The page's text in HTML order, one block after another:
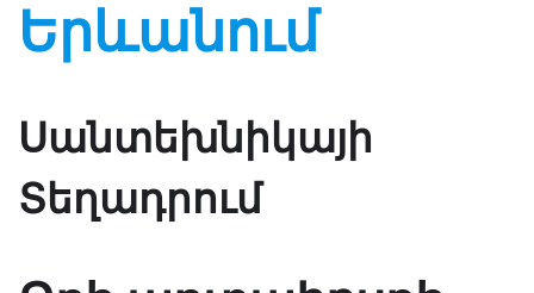
Երևանում
Սանտեխնիկայի
Տեղադրում